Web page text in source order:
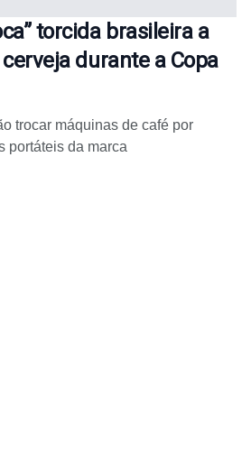
torcida brasileira a
durante a Copa
trocar máquinas de café por
portáteis da marca